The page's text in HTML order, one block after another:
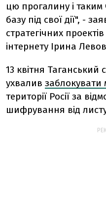
цю прогалину і
базу під свої дії", -
стратегічних
інтернету Ірина
13 квітня Таганський
ухвалив заблокувати
території Росії за
шифрування від